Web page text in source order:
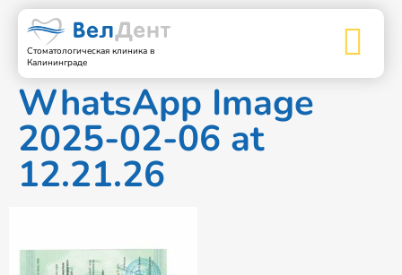
Стоматологическая клиника в
Калининграде
WhatsApp Image
2025-02-06 at
12.21.26